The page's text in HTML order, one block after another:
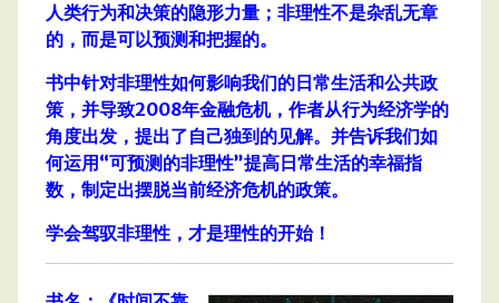
人类行为和决策的隐形力量；非理性不是杂乱无章
的，而是可以预测和把握的。
书中针对非理性如何影响我们的日常生活和公共政
策，并导致2008年金融危机，作者从行为经济学的
角度出发，提出了自己独到的见解。并告诉我们如
何运用“可预测的非理性”提高日常生活的幸福指
数，制定出摆脱当前经济危机的政策。
学会驾驭非理性，才是理性的开始！